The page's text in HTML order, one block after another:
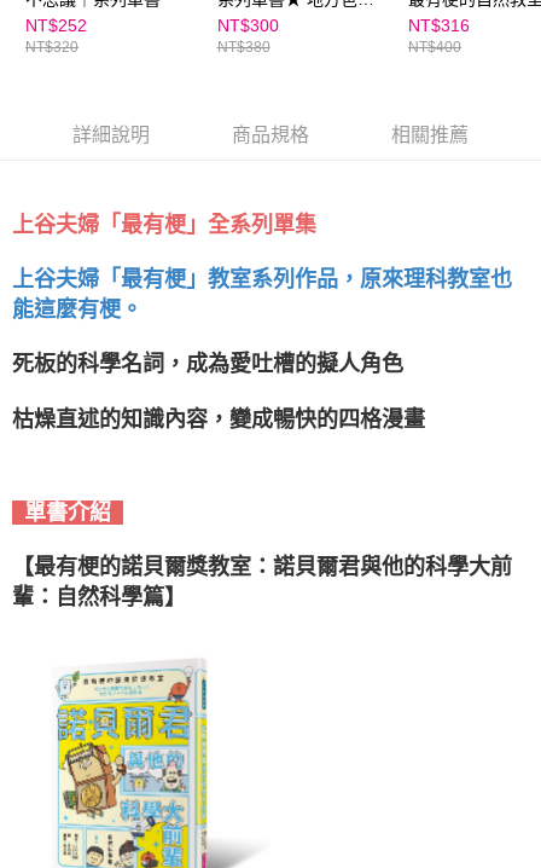
NT$252
NT$320
推薦品項
NT$300
NT$380
貓君與他的自然
NT$316
NT$400
詳細說明 商品規格 相關推薦
上谷夫婦「最有梗」全系列單集
上谷夫婦「最有梗」教室系列作品，原來理科教室也
能這麼有梗。
死板的科學名詞，成為愛吐槽的擬人角色
枯燥直述的知識內容，變成暢快的四格漫畫
單書介紹
【最有梗的諾貝爾獎教室：諾貝爾君與他的科學大前
輩：自然科學篇】